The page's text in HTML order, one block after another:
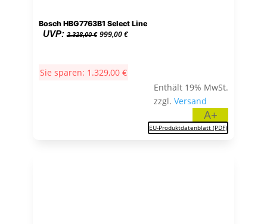
Bosch HBG7763B1 Select Line
UVP: 2.328,00€ Ursprünglicher
2.328,00 €
999,00 €Aktueller
Sie sparen: 1.329,00 €
Enthält 19% MwSt.
zzgl.Versand
A+
EU-Produktdatenblatt (PDF)